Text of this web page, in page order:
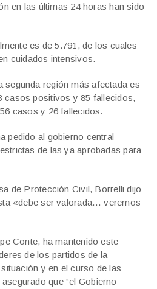
en las últimas 24 horas han sido
es de 5.791, de los cuales
cuidados intensivos.
segunda región más afectada es
casos positivos y 85 fallecidos,
casos y 26 fallecidos.
pedido al gobierno central
de las ya aprobadas para
de Protección Civil, Borrelli dijo
«debe ser valorada… veremos
Conte, ha mantenido este
de los partidos de la
y en el curso de las
que “el Gobierno